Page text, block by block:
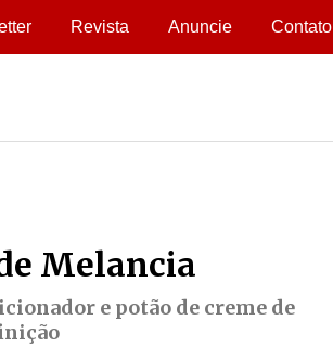
Revista Anuncie Contato
Melancia
e potão de creme de